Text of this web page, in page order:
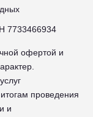
7733466934
офертой и
проведения
и